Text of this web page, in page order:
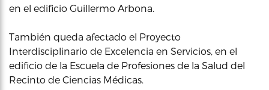
en el edificio Guillermo Arbona.
También queda afectado el Proyecto
Interdisciplinario de Excelencia en Servicios, en el
edificio de la Escuela de Profesiones de la Salud del
Recinto de Ciencias Médicas.